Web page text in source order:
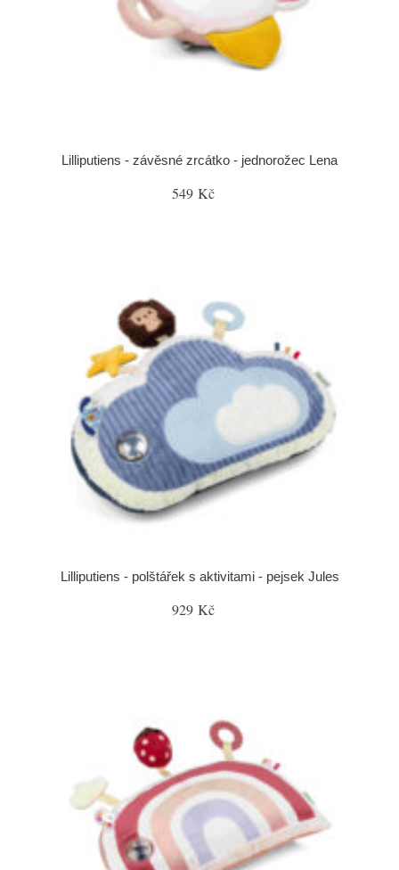
Lilliputiens - závěsné zrcátko - jednorožec Lena
549 Kč
Lilliputiens - polštářek s aktivitami - pejsek Jules
929 Kč